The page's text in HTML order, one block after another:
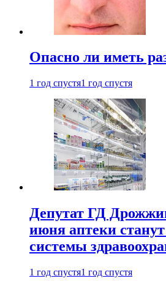
Опасно ли иметь
1 год спустя1 год спустя
Депутат ГД
июня аптеки
системы
1 год спустя1 год спустя